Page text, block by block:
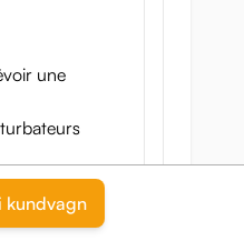
kundvagn
une
+ de 5 min
à